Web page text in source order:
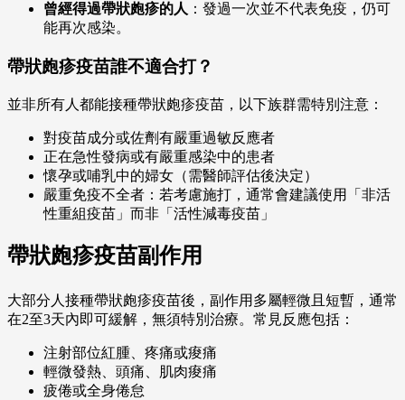
曾經得過帶狀皰疹的人 ：發過一次並不代表免疫，仍可
能再次感染。
帶狀皰疹疫苗誰不適合打？
並非所有人都能接種帶狀皰疹疫苗，以下族群需特別注意：
對疫苗成分或佐劑有嚴重過敏反應者
正在急性發病或有嚴重感染中的患者
懷孕或哺乳中的婦女（需醫師評估後決定）
嚴重免疫不全者：若考慮施打，通常會建議使用「非活
性重組疫苗」而非「活性減毒疫苗」
帶狀皰疹疫苗副作用
大部分人接種帶狀皰疹疫苗後，副作用多屬輕微且短暫，通常
在2至3天內即可緩解，無須特別治療。常見反應包括：
注射部位紅腫、疼痛或痠痛
輕微發熱、頭痛、肌肉痠痛
疲倦或全身倦怠